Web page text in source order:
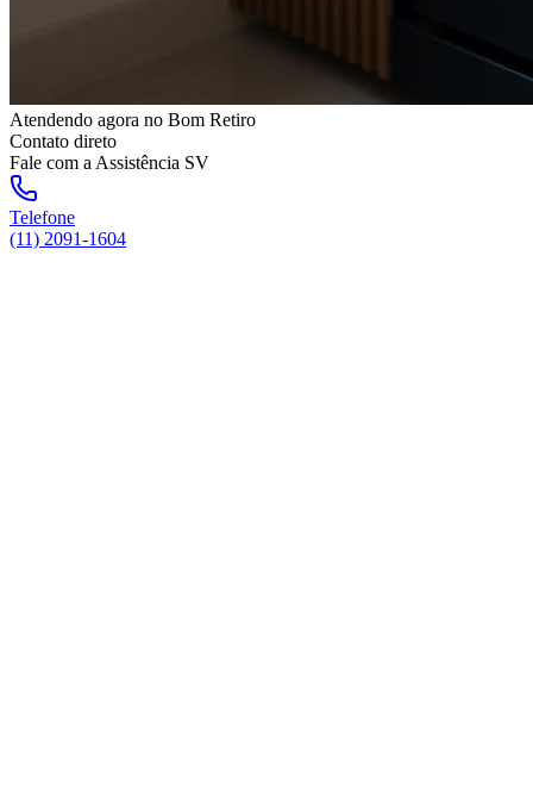
Atendendo agora no Bom Retiro
Contato direto
Fale com a Assistência SV
Telefone
(11) 2091-1604